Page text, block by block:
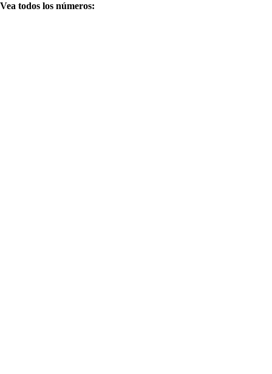
Vea todos los números: